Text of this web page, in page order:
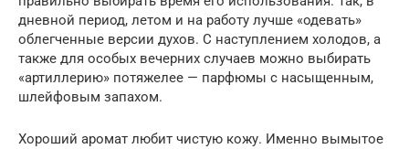
дневной период, летом и на работу лучше «одевать»
облегченные версии духов. С наступлением холодов, а
также для особых вечерних случаев можно выбирать
«артиллерию» потяжелее — парфюмы с насыщенным,
шлейфовым запахом.
Хороший аромат любит чистую кожу. Именно вымытое